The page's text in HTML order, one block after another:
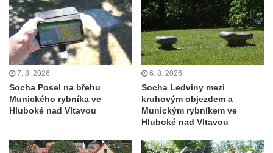
Pamětní deska Johanna Nepomuka
Fischera na domě čp. 5/16 na třídě 9.
května v Rumburku
Pamětní deska Johanna Neumanna
severně od Tokáně
Obrázek svatého Huberta na buku svatého
Huberta
Obrázek svatého Jakuba na skále u cesty
východně od Srbské Kamenice
7. 8. 2026
Socha Posel na břehu
Munického rybníka ve
Hluboké nad Vltavou
6. 8. 2026
Socha Ledviny mezi
kruhovým objezdem a
Munickým rybníkem ve
Hluboké nad Vltavou